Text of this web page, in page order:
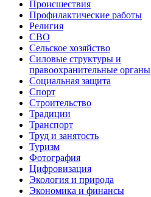
Происшествия
Профилактические работы
Религия
СВО
Сельское хозяйство
Силовые структуры и
правоохранительные органы
Социальная защита
Спорт
Строительство
Традиции
Транспорт
Труд и занятость
Туризм
Фотография
Цифровизация
Экология и природа
Экономика и финансы